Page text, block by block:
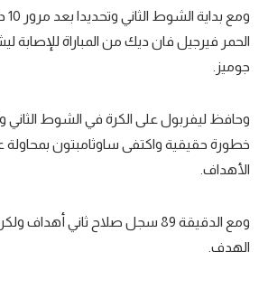
الحمر فيرجيل فان ديك من المباراة للإصابة
جوميز.
وحافظ ليفربول على الكرة في الشوط
خطورة حقيقية واكتفى ساوثامبتون بمحاولة
الأهداف.
ومع الدقيقة 89 سجل صلاح ثاني
الهدف.